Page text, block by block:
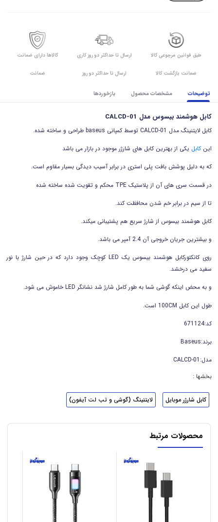
طبق قوانین مرجوعی کالا
ضمانت بازگشت کالا
ارسال تا حداکثر دو روز کاری
ارسال تا حداکثر دو روز
کالاها دارای ضمانت
ضمانت
توضیحات مشخصات محصول بازخوردها
کابل هوشمند بیسوس مدل CALCD-01
کابل لایتنینگ مدل CALCD-01 توسط کمپانی baseus طراحی و ساخته شده.
اینکابل یکی از بهترین کابل های شارژر موجود در بازار می باشد
که به دلیل پوشش بافت پلی استری در برابر آسیب دیدگی بسیار مقاوم است.
در قسمت سری های آن از پلاستیک TPE محکم و تقویت شده ساخته شده
تا از سیم در برابر خم شدن محافظت کند.
کابل هوشمند بیسوس از شارژ سریع هم پشتیبانی میکند.
و بیشترین جریان خروجی آن 2.4 آمپر می باشد.
روی کانکتورکابل هوشمند بیسوس یک LED کوچک وجود دارد که در حین شارژ با نور
سفید می درخشد.
و به محض اینکه گوشی شما به طور کامل شارژ شد نشانگر LED خاموش می شود.
طول این کابل 100CM است.
کد:671124
برند:Baseus
مدل:CALCD-01
بخشها :
کابل شارژر موبایل لایتنینگ (گوشی و تب لت آیفون)
محصولات مرتبط